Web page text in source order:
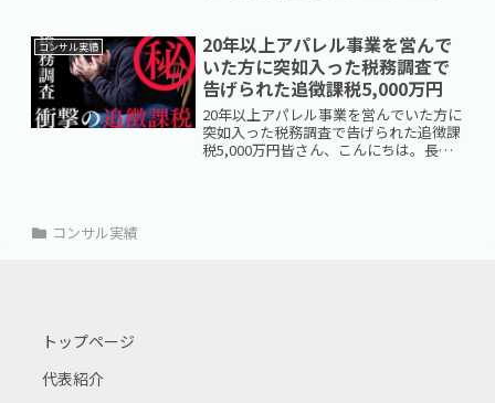
す。今回は、長崎県内に新たにオープン
した美容室（チェア台...
コンサル実績
20年以上アパレル事業を営んで
いた方に突如入った税務調査で
告げられた追徴課税5,000万円
20年以上アパレル事業を営んでいた方に
突如入った税務調査で告げられた追徴課
税5,000万円皆さん、こんにちは。長崎
コンサル実績
トップページ
代表紹介